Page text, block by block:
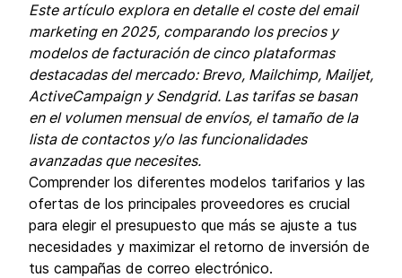
Este artículo explora en detalle el coste del email
marketing en 2025, comparando los precios y
modelos de facturación de cinco plataformas
destacadas del mercado: Brevo, Mailchimp, Mailjet,
ActiveCampaign y Sendgrid. Las tarifas se basan
en el volumen mensual de envíos, el tamaño de la
lista de contactos y/o las funcionalidades
avanzadas que necesites.
Comprender los diferentes modelos tarifarios y las
ofertas de los principales proveedores es crucial
para elegir el presupuesto que más se ajuste a tus
necesidades y maximizar el retorno de inversión de
tus campañas de correo electrónico.